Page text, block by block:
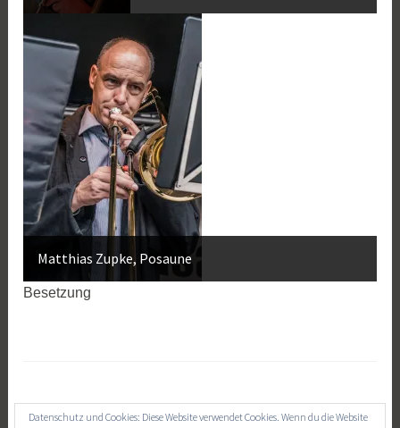
Matthias Zupke, Posaune
Besetzung
Datenschutz und Cookies: Diese Website verwendet Cookies. Wenn du die Website